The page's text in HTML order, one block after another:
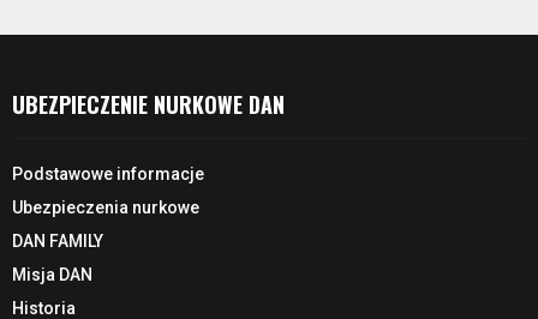
UBEZPIECZENIE NURKOWE DAN
Podstawowe informacje
Ubezpieczenia nurkowe
DAN FAMILY
Misja DAN
Historia